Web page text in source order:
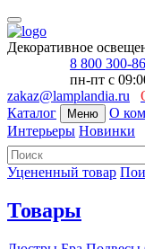
Декоративное
8 800 300-
пн-пт с
zakaz@lamplandia.ru
Каталог
Меню О
Интерьеры Новинки
Уцененный товар
Товары